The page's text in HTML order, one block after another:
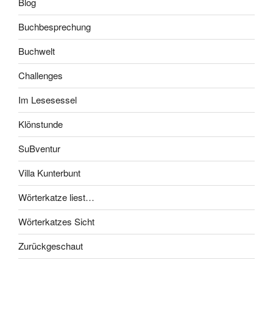
Buchbesprechung
Buchwelt
Challenges
Im Lesesessel
Klönstunde
SuBventur
Villa Kunterbunt
Wörterkatze liest…
Wörterkatzes Sicht
Zurückgeschaut